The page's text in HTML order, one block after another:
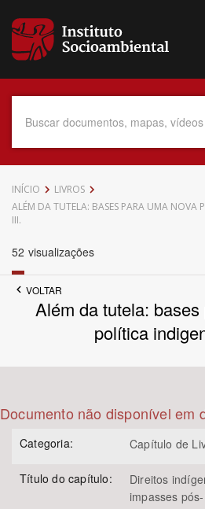
para
conteúdo
Data do Documento
Subtema
INÍCIO
LIVROS
ALÉM DA TUTELA: BASES PARA UMA NOVA
III.
52 visualizações
VOLTAR
Além da tutela:
política
Documento não disponível em
Categoria: Capítulo de
Título do capítulo:
Direitos
impasses